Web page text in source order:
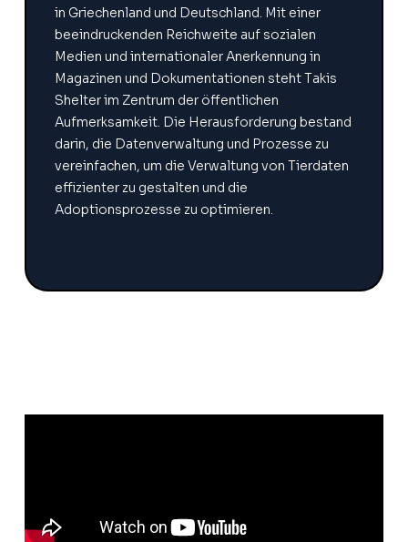
in Griechenland und Deutschland. Mit einer
beeindruckenden Reichweite auf sozialen
Medien und internationaler Anerkennung in
Magazinen und Dokumentationen steht Takis
Shelter im Zentrum der öffentlichen
Aufmerksamkeit. Die Herausforderung bestand
darin, die Datenverwaltung und Prozesse zu
vereinfachen, um die Verwaltung von Tierdaten
effizienter zu gestalten und die
Adoptionsprozesse zu optimieren.